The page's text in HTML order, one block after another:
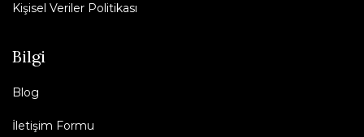
Kişisel Veriler Politikası
Bilgi
Blog
İletişim Formu